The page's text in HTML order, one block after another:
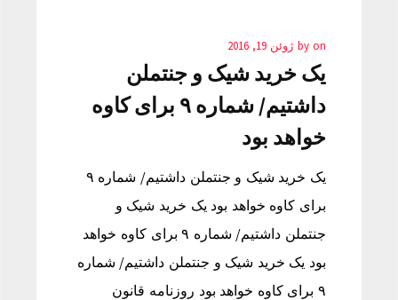
by on ژوئن 19, 2016
یک خرید شیک و جنتملن
داشتیم/ شماره ۹ برای کاوه
خواهد بود
یک خرید شیک و جنتملن داشتیم/ شماره ۹
برای کاوه خواهد بود یک خرید شیک و
جنتملن داشتیم/ شماره ۹ برای کاوه خواهد
بود یک خرید شیک و جنتملن داشتیم/ شماره
۹ برای کاوه خواهد بود روزنامه قانون